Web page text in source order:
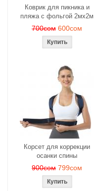
Коврик для пикника и
пляжа с фольгой 2мх2м
700сом 600сом
Корсет для коррекции
осанки спины
900сом 799сом